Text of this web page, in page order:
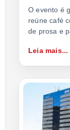
O evento é
reúne café
de prosa e
Leia mais...